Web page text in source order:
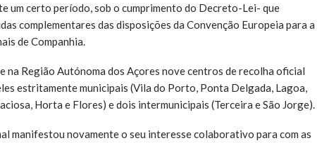
um certo período, sob o cumprimento do Decreto-Lei- que
complementares das disposições da Convenção Europeia para a
de Companhia.
na Região Autónoma dos Açores nove centros de recolha oficial
estritamente municipais (Vila do Porto, Ponta Delgada, Lagoa,
Horta e Flores) e dois intermunicipais (Terceira e São Jorge).
manifestou novamente o seu interesse colaborativo para com as